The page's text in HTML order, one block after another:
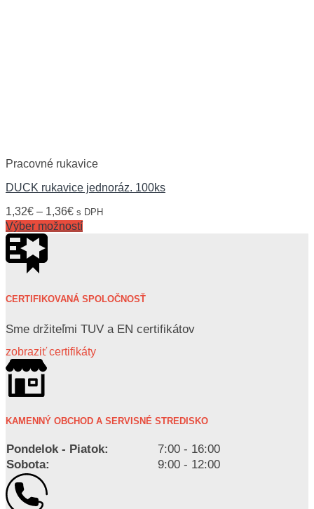
Pracovné rukavice
DUCK rukavice jednoráz. 100ks
1,32€ – 1,36€ s DPH
Výber možností
CERTIFIKOVANÁ SPOLOČNOSŤ
Sme držiteľmi TUV a EN certifikátov
zobraziť certifikáty
KAMENNÝ OBCHOD A SERVISNÉ STREDISKO
Pondelok - Piatok:
7:00 - 16:00
Sobota:
9:00 - 12:00